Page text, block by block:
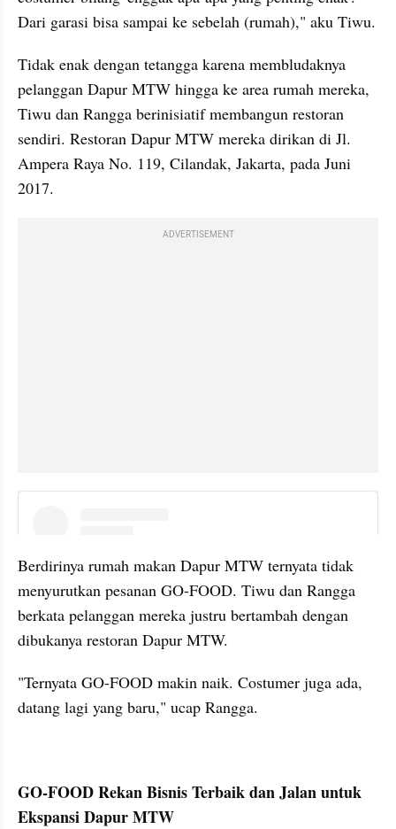
Dari garasi bisa sampai ke sebelah (rumah)," aku Tiwu.
Tidak enak dengan tetangga karena membludaknya
pelanggan Dapur MTW hingga ke area rumah mereka,
Tiwu dan Rangga berinisiatif membangun restoran
sendiri. Restoran Dapur MTW mereka dirikan di Jl.
Ampera Raya No. 119, Cilandak, Jakarta, pada Juni
2017.
ADVERTISEMENT
Berdirinya rumah makan Dapur MTW ternyata tidak
menyurutkan pesanan GO-FOOD. Tiwu dan Rangga
berkata pelanggan mereka justru bertambah dengan
dibukanya restoran Dapur MTW.
"Ternyata GO-FOOD makin naik. Costumer juga ada,
datang lagi yang baru," ucap Rangga.
GO-FOOD Rekan Bisnis Terbaik dan Jalan untuk
Ekspansi Dapur MTW